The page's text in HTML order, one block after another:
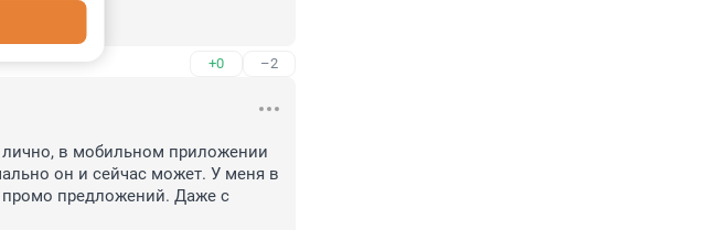
+0 –2
лично, в мобильном приложении
он и сейчас может. У меня в
промо предложений. Даже с